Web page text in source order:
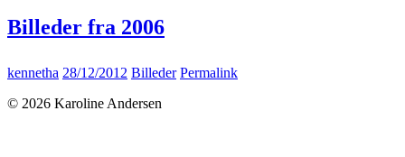
Billeder fra 2006
kennetha 28/12/2012 Billeder Permalink
© 2026 Karoline Andersen